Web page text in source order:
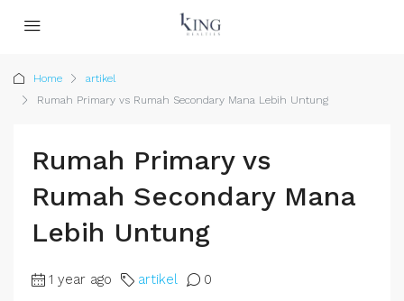
Home
artikel
Rumah Primary vs Rumah Secondary Mana Lebih Untung
Rumah Primary vs
Rumah Secondary Mana
Lebih Untung
1 year ago artikel 0